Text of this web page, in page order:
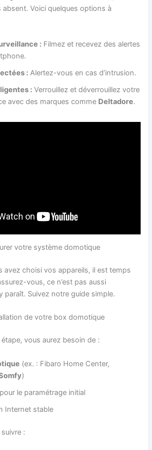
absent. Voici quelques options à
: Filmez et recevez des alertes
: Alertez-vous en cas d’intrusion.
: Verrouillez et déverrouillez votre
avec des marques comme Deltadore.
votre système domotique
avez choisi vos appareils, il est temps
vous, ce n’est pas aussi
paraît. Suivez notre guide simple.
de votre box domotique
vous aurez besoin de :
(ex. : Fibaro Home Center,
)
le paramétrage initial
Internet stable
: